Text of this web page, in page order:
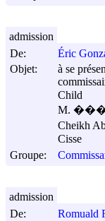
De:
Éric
Objet:
à se
Child
M.
Cheikh
Cisse
Groupe:
admission
De:
Romuald
admission